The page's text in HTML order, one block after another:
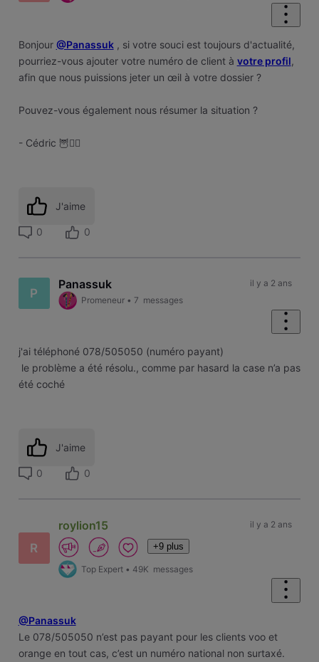
Bonjour @Panassuk, si votre souci est toujours d'actualité,
pourriez-vous ajouter votre numéro de client à votre profil,
afin que nous puissions jeter un œil à votre dossier ?
Pouvez-vous également nous résumer la situation ?
- Cédric 🦉🏄‍♂️
J'aime
0 0
P
Panassuk
Promeneur • 7 messages
il y a 2 ans
j'ai téléphoné 078/505050 (numéro payant)
le problème a été résolu., comme par hasard la case n’a pas
été coché
J'aime
0 0
R
roylion15
+9 plus
Top Expert • 49K messages
il y a 2 ans
@Panassuk
Le 078/505050 n’est pas payant pour les clients voo et
orange en tout cas, c’est un numéro national non surtaxé.